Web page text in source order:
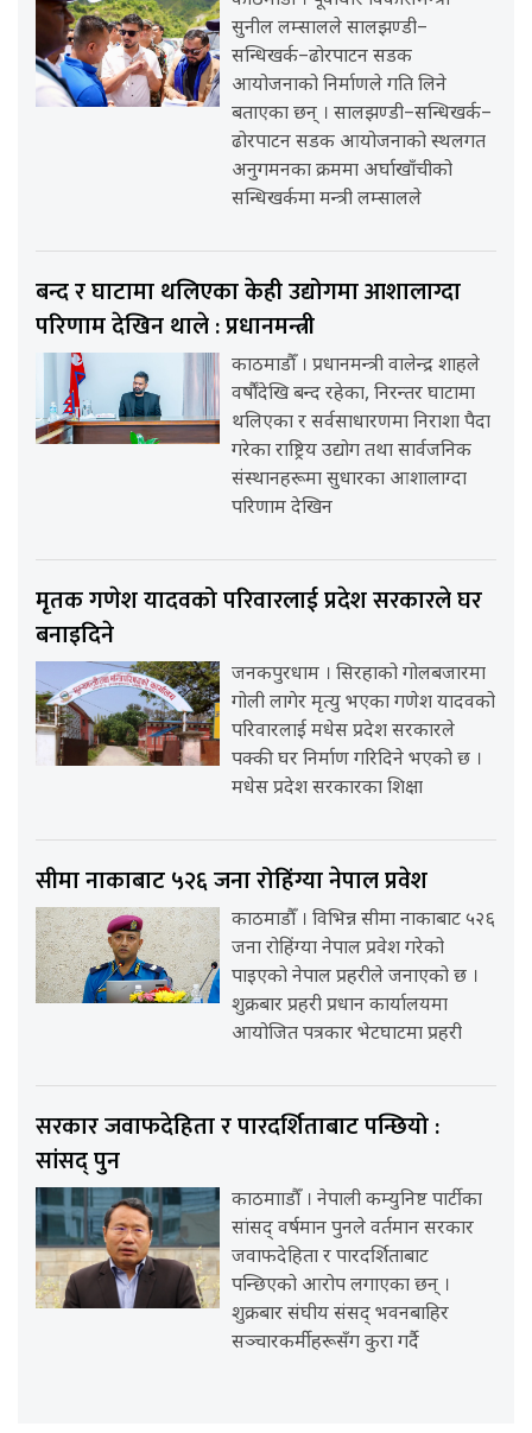
सुनील लम्सालले सालझण्डी–
सन्धिखर्क–ढोरपाटन सडक
आयोजनाको निर्माणले गति लिने
बताएका छन् । सालझण्डी–सन्धिखर्क–
ढोरपाटन सडक आयोजनाको स्थलगत
अनुगमनका क्रममा अर्घाखाँचीको
सन्धिखर्कमा मन्त्री लम्सालले
बन्द र घाटामा थलिएका केही उद्योगमा आशालाग्दा
परिणाम देखिन थाले : प्रधानमन्त्री
काठमाडौँ । प्रधानमन्त्री वालेन्द्र शाहले
वर्षौंदेखि बन्द रहेका, निरन्तर घाटामा
थलिएका र सर्वसाधारणमा निराशा पैदा
गरेका राष्ट्रिय उद्योग तथा सार्वजनिक
संस्थानहरूमा सुधारका आशालाग्दा
परिणाम देखिन
मृतक गणेश यादवको परिवारलाई प्रदेश सरकारले घर
बनाइदिने
जनकपुरधाम । सिरहाको गोलबजारमा
गोली लागेर मृत्यु भएका गणेश यादवको
परिवारलाई मधेस प्रदेश सरकारले
पक्की घर निर्माण गरिदिने भएको छ ।
मधेस प्रदेश सरकारका शिक्षा
सीमा नाकाबाट ५२६ जना रोहिंग्या नेपाल प्रवेश
काठमाडौँ । विभिन्न सीमा नाकाबाट ५२६
जना रोहिंग्या नेपाल प्रवेश गरेको
पाइएको नेपाल प्रहरीले जनाएको छ ।
शुक्रबार प्रहरी प्रधान कार्यालयमा
आयोजित पत्रकार भेटघाटमा प्रहरी
सरकार जवाफदेहिता र पारदर्शिताबाट पन्छियो :
सांसद् पुन
काठमााडौँ । नेपाली कम्युनिष्ट पार्टीका
सांसद् वर्षमान पुनले वर्तमान सरकार
जवाफदेहिता र पारदर्शिताबाट
पन्छिएको आरोप लगाएका छन् ।
शुक्रबार संघीय संसद् भवनबाहिर
सञ्चारकर्मीहरूसँग कुरा गर्दै